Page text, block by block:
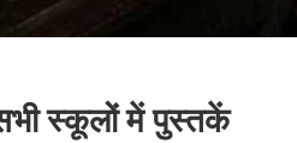
स्कूलों में पुस्तकें